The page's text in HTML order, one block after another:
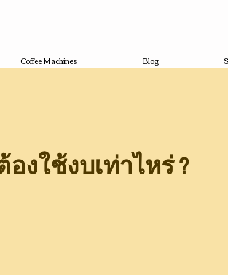
Coffee Machines Blog
งใช้งบเท่าไหร่ ?